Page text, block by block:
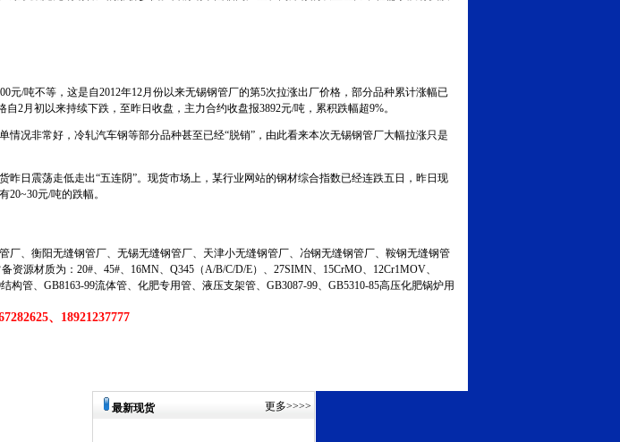
/吨不等，这是自2012年12月份以来无锡钢管厂的第5次拉涨出厂价格，部分品种累计涨幅已
2月初以来持续下跌，至昨日收盘，主力合约收盘报3892元/吨，累积跌幅超9%。
非常好，冷轧汽车钢等部分品种甚至已经“脱销”，由此看来本次无锡钢管厂大幅拉涨只是
震荡走低走出“五连阴”。现货市场上，某行业网站的钢材综合指数已经连跌五日，昨日现
元/吨的跌幅。
、衡阳无缝钢管厂、无锡无缝钢管厂、天津小无缝钢管厂、冶钢无缝钢管厂、鞍钢无缝钢管
资源材质为：20#、45#、16MN、Q345（A/B/C/D/E）、27SIMN、15CrMO、12Cr1MOV、
构管、GB8163-99流体管、化肥专用管、液压支架管、GB3087-99、GB5310-85高压化肥锅炉用
、18921237777
最新现货 更多>>>>